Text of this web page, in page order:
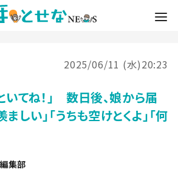
2025/06/11 (水)20:23
いてね！」 数日後、娘から届
しい」「うちも空けとくよ」「何
集部